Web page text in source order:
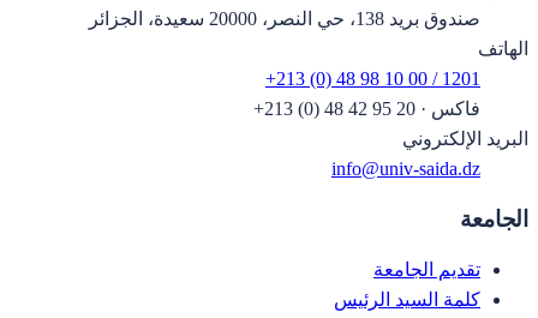
صندوق بريد 138، حي النصر، 20000 سعيدة، الجزائر
الهاتف
+213 (0) 48 98 10 00 / 1201
فاكس ·
+213 (0) 48 42 95 20
البريد الإلكتروني
info@univ-saida.dz
الجامعة
تقديم الجامعة
كلمة السيد الرئيس